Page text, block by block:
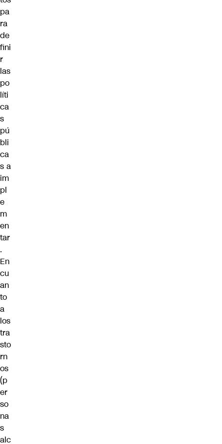
pa
ra
de
fini
r
las
po
líti
ca
s
pú
bli
ca
s a
im
pl
e
m
en
tar
.
En
cu
an
to
a
los
tra
sto
rn
os
(p
er
so
na
s
alc